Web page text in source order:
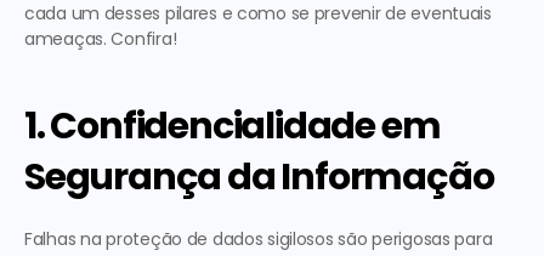
cada um desses pilares e como se prevenir de eventuais
ameaças. Confira!
1. Confidencialidade em
Segurança da Informação
Falhas na proteção de dados sigilosos são perigosas para